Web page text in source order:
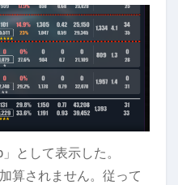
として表示した。
算されません。従って